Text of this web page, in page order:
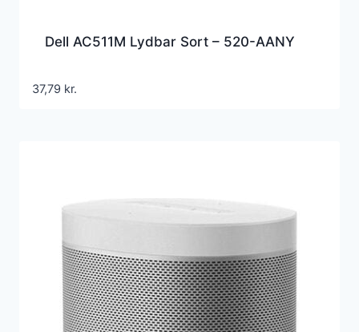
Dell AC511M Lydbar Sort – 520-AANY
37,79 kr.